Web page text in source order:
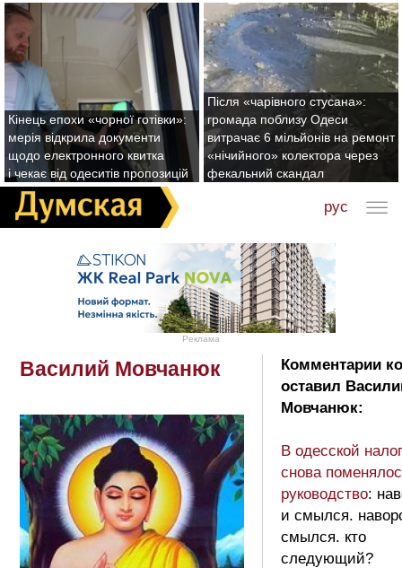
Кінець епохи «чорної готівки»:
мерія відкрила документи
щодо електронного квитка
і чекає від одеситів пропозицій
Після «чарівного стусана»:
громада поблизу Одеси
витрачає 6 мільйонів на ремонт
«нічийного» колектора через
фекальний скандал
рус
Реклама
Василий Мовчанюк
Комментарии
оставил
Мовчанюк:
В одесской
снова
руководство:
и смылся.
смылся. кто
следующий?